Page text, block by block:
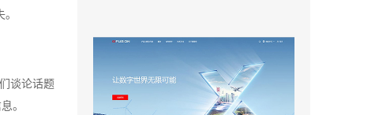
谈论话题
。